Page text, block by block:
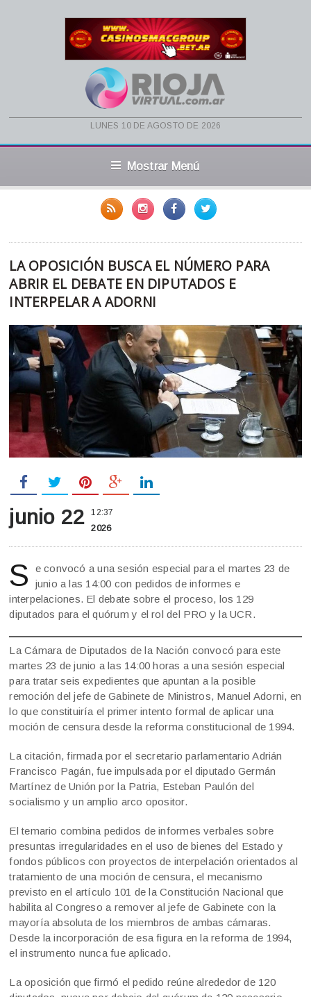
lunes 10 de agosto de 2026
Mostrar Menú
LA OPOSICIÓN BUSCA EL NÚMERO PARA
ABRIR EL DEBATE EN DIPUTADOS E
INTERPELAR A ADORNI
junio 22 12:37
2026
S
e convocó a una sesión especial para el martes 23 de
junio a las 14:00 con pedidos de informes e
interpelaciones. El debate sobre el proceso, los 129
diputados para el quórum y el rol del PRO y la UCR.
La Cámara de Diputados de la Nación convocó para este
martes 23 de junio a las 14:00 horas a una sesión especial
para tratar seis expedientes que apuntan a la posible
remoción del jefe de Gabinete de Ministros, Manuel Adorni, en
lo que constituiría el primer intento formal de aplicar una
moción de censura desde la reforma constitucional de 1994.
La citación, firmada por el secretario parlamentario Adrián
Francisco Pagán, fue impulsada por el diputado Germán
Martínez de Unión por la Patria, Esteban Paulón del
socialismo y un amplio arco opositor.
El temario combina pedidos de informes verbales sobre
presuntas irregularidades en el uso de bienes del Estado y
fondos públicos con proyectos de interpelación orientados al
tratamiento de una moción de censura, el mecanismo
previsto en el artículo 101 de la Constitución Nacional que
habilita al Congreso a remover al jefe de Gabinete con la
mayoría absoluta de los miembros de ambas cámaras.
Desde la incorporación de esa figura en la reforma de 1994,
el instrumento nunca fue aplicado.
La oposición que firmó el pedido reúne alrededor de 120